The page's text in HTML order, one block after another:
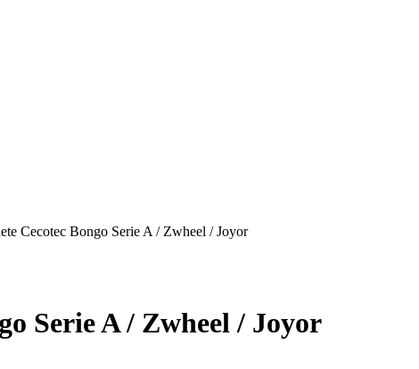
Cecotec Bongo Serie A / Zwheel / Joyor
Serie A / Zwheel / Joyor